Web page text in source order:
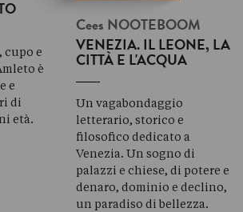
cupo e
è
e
di
età.
Cees NOOTEBOOM
VENEZIA. IL LEONE, LA
CITTÀ E L'ACQUA
Un vagabondaggio
letterario, storico e
filosofico dedicato a
Venezia. Un sogno di
palazzi e chiese, di potere e
denaro, dominio e declino,
un paradiso di bellezza.